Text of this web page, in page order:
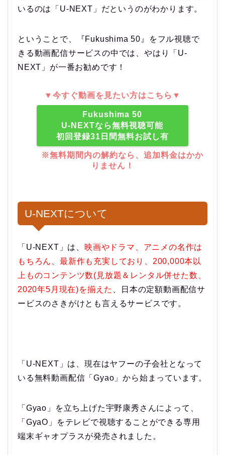
いるのは「U-NEXT」だというのがわかります。
ということで、
『Fukushima 50』をフル視聴で
きる動画配信サービスの中では、やはり「U-
NEXT」が一番お勧めです！
▼今すぐ動画を見たい方はこちら▼
Fukushima 50
U-NEXTなら無料視聴可能
初回登録31日間無料お試し有
※無料期間内の解約なら、追加料金はかか
りません！
U-NEXTについて
「U-NEXT」は、 映画やドラマ、アニメの名作は
もちろん、最新作も充実しており、200,000本以
上ものコンテンツ数(見放題＆レンタル併せた数、
2020年5月現在)を揃えた
、日本の定額動画配信サ
ービスのさきがけとも言えるサービスです。
「U-NEXT」は、現在はヤフーの子会社となって
いる無料動画配信「Gyao」から始まっています。
「Gyao」を立ち上げた宇野康秀さんによって、
「GyaO」をテレビで視聴することができる専用
端末ギャオプラスが発売されました。